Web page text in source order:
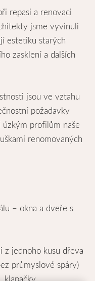
repasi a renovaci
jsme vyvinuli
estetiku starých
zasklení a dalších
jsou ve vztahu
požadavky
profilům naše
renomovaných
– okna a dveře s
z jednoho kusu dřeva
průmyslové spáry)